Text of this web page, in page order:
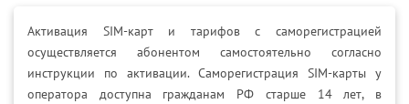
Владимир– 03.12.2018
Активация SIM-карт и тарифов с саморегистрацией
осуществляется абонентом самостоятельно согласно
инструкции по активации. Саморегистрация SIM-карты у
оператора доступна гражданам РФ старше 14 лет, в